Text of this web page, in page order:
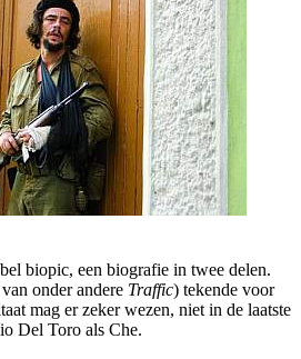
biopic, een biografie in twee delen.
onder andere Traffic) tekende voor
mag er zeker wezen, niet in de laatste
Del Toro als Che.